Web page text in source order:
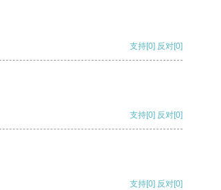
支持[0] 反对[0]
支持[0] 反对[0]
支持[0] 反对[0]